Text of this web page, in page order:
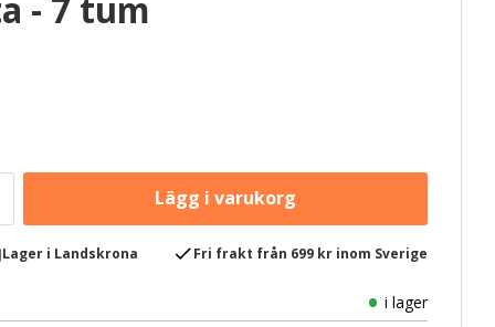
Lager i Landskrona checkFri frakt från 699 kr inom Sverige
i lager